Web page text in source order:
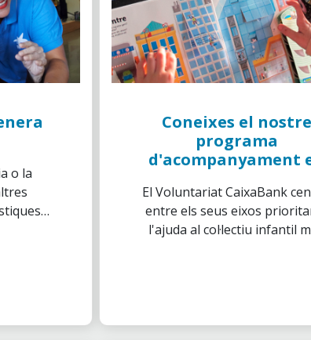
o la
i
Coneixes el nostre
programa
d'acompanyament
El Voluntariat CaixaBank
entre els seus eixos
l'ajuda al col·lectiu infantil